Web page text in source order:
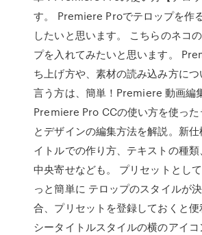
す。 Premiere Proでテロップを作
したいと思います。 こちらのネコ
プを入れてみたいと思います。
ち上げ方や、素材の読み込み方につ
言う方は、簡単！Premiere 動画編
Premiere Pro CCの使い方を使った
とデザインの編集方法を解説。新
イトルでの作り方、テキストの種類
中央寄せなども。 プリセットとし
っと簡単に テロップのスタイルが
合、プリセットを登録しておくと
シータイトルスタイルの横のアイ